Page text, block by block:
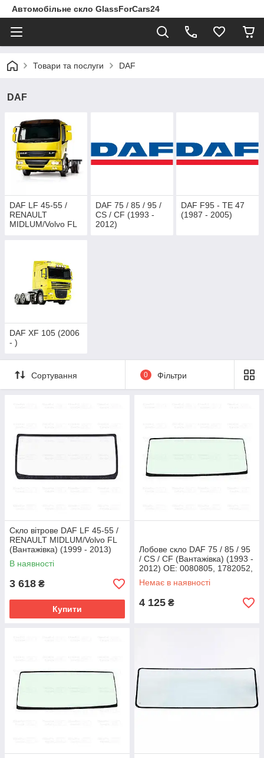
Автомобільне скло GlassForCars24
Товари та послуги DAF
DAF
DAF LF 45-55 /
RENAULT
MIDLUM/Volvo FL
DAF 75 / 85 / 95 /
CS / CF (1993 -
2012)
DAF F95 - TE 47
(1987 - 2005)
DAF XF 105 (2006
- )
Сортування 0 Фільтри
Скло вітрове DAF LF 45-55 /
RENAULT MIDLUM/Volvo FL
(Вантажівка) (1999 - 2013)
Glaspo (Польща)
В наявності
3 618 ₴
Купити
Лобове скло DAF 75 / 85 / 95
/ CS / CF (Вантажівка) (1993 -
2012) OE: 0080805, 1782052,
683129, 80805
Немає в наявності
4 125 ₴